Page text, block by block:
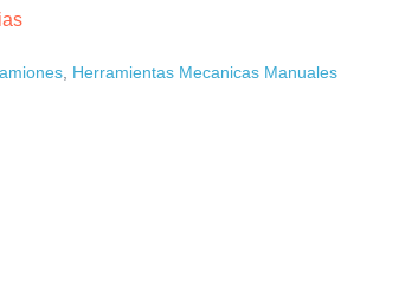
Herramientas Mecanicas Manuales